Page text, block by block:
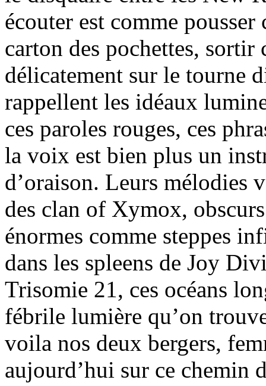
écouter est comme
carton des pochettes,
délicatement sur le tourne
rappellent les idéaux
ces paroles rouges, ces
la voix est bien plus un
d’oraison. Leurs mélodies
des clan of Xymox,
énormes comme steppes
dans les spleens de Joy
Trisomie 21, ces océans
fébrile lumière qu’on
voila nos deux bergers,
aujourd’hui sur ce chemin